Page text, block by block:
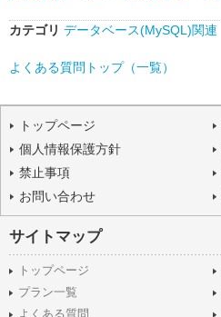
カテゴリ データベース(MySQL)関連
よくある質問トップ（一覧）
トップページ
個人情報保護方針
禁止事項
お問い合わせ
サイトマップ
トップページ
プラン一覧
よくある質問